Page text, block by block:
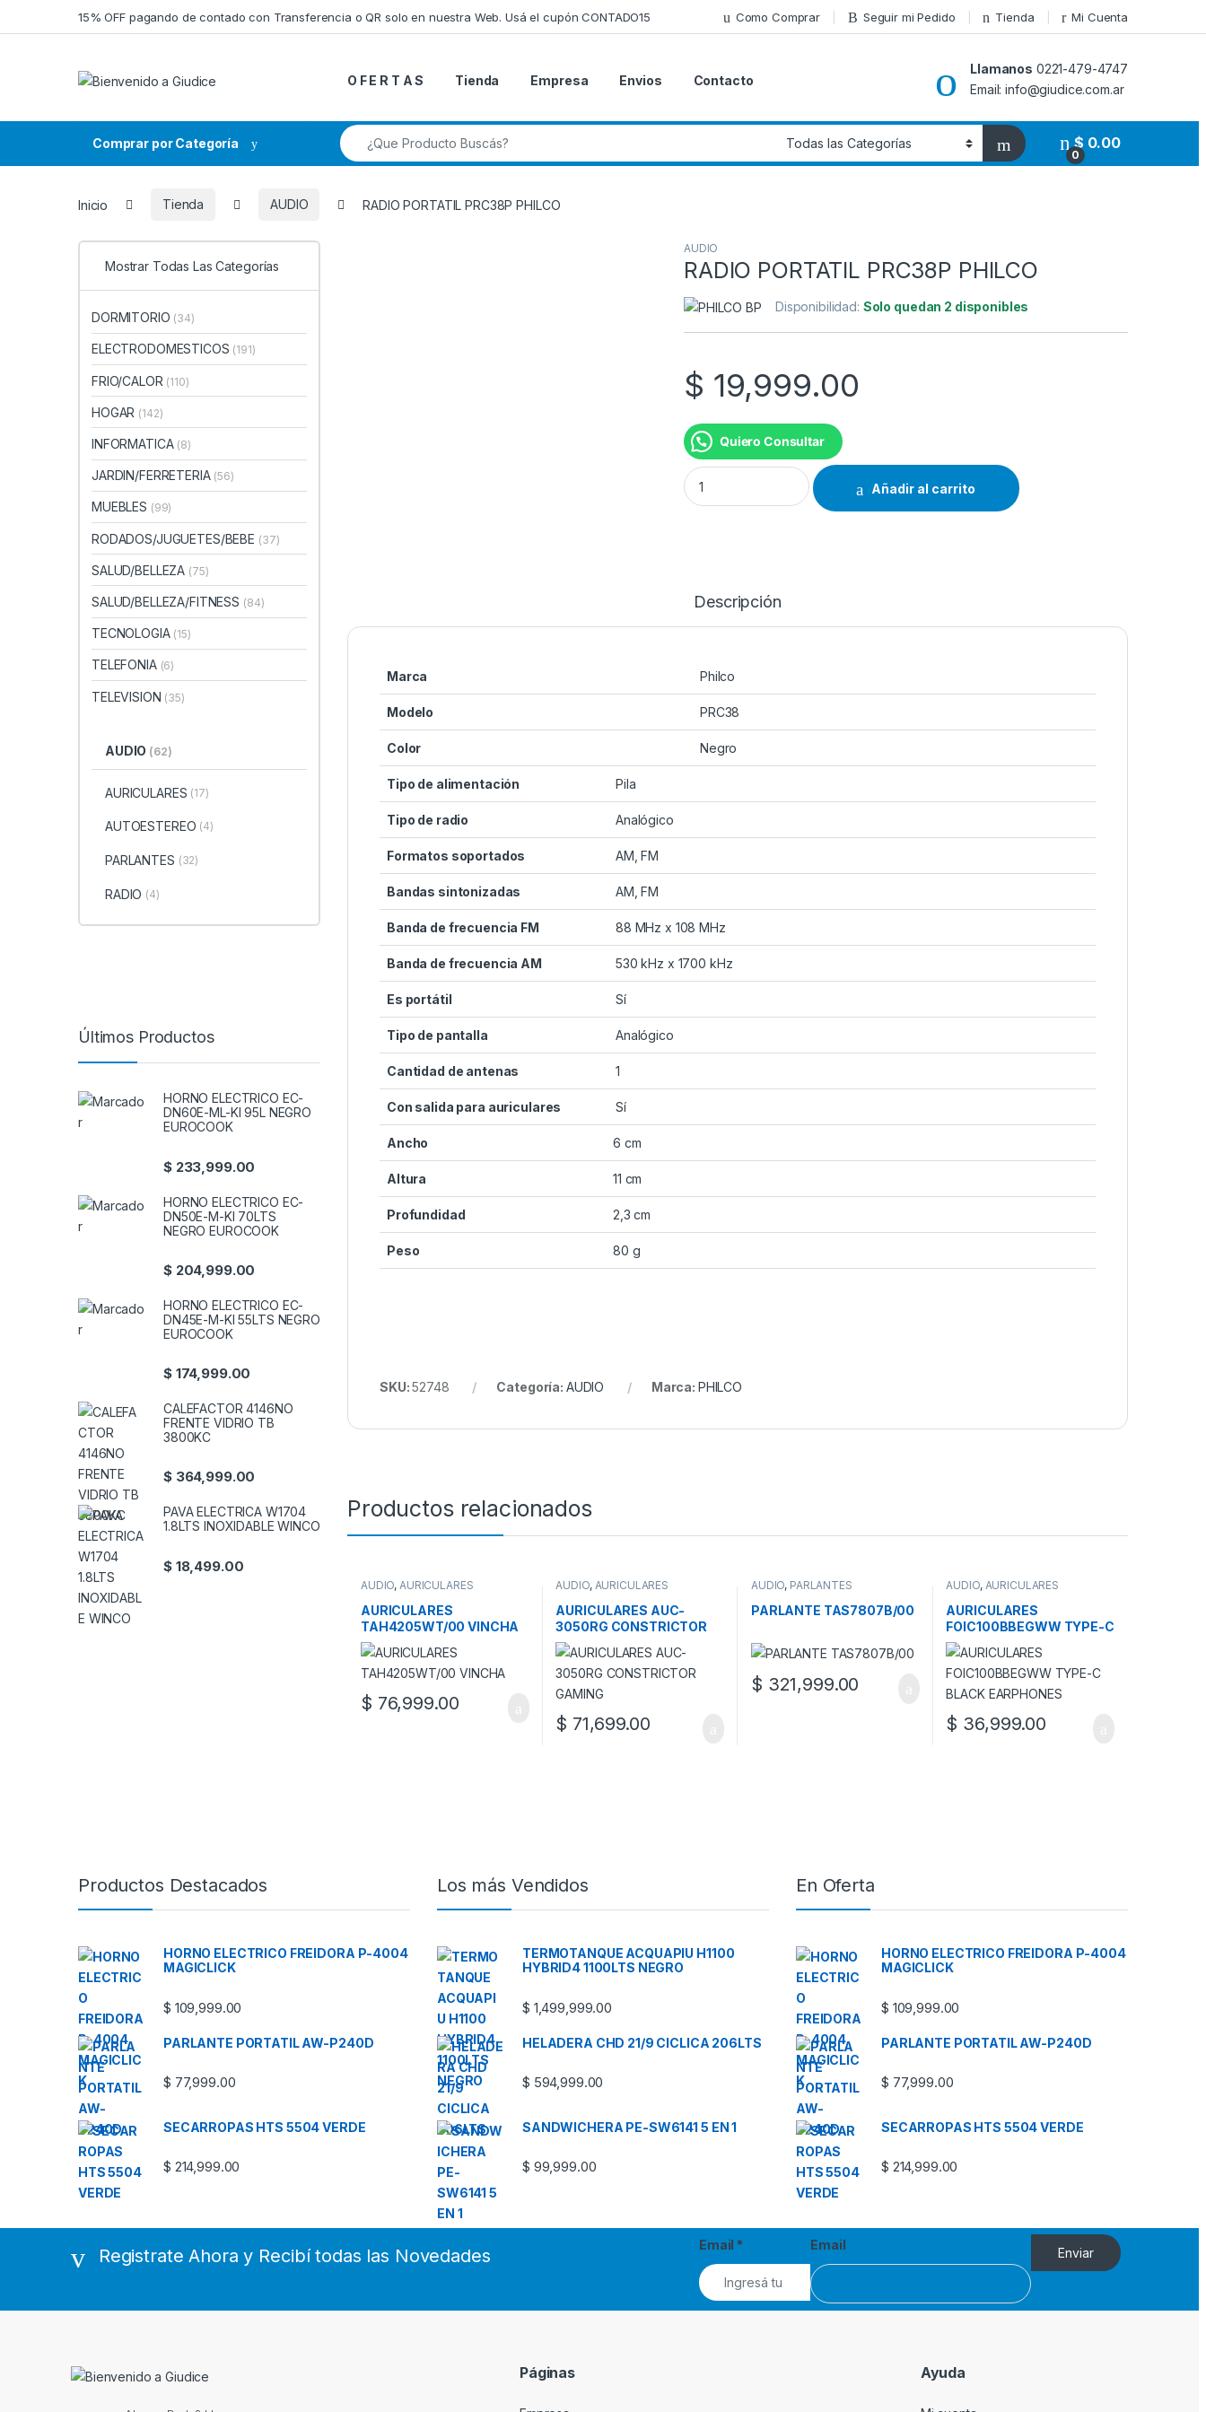
15% OFF pagando de contado con Transferencia o QR solo en nuestra Web. Usá el cupón CONTADO15 Como Comprar Seguir mi Pedido Tienda Mi Cuenta
O F E R T A S Tienda Empresa Envios Contacto
Llamanos 0221-479-4747
Email: info@giudice.com.ar
Comprar por Categoría
Búsqueda de:
0
$ 0.00
Inicio Tienda AUDIO RADIO PORTATIL PRC38P PHILCO
AUDIO
RADIO PORTATIL PRC38P PHILCO
Disponibilidad: Solo quedan 2 disponibles
$ 19,999.00
Quiero Consultar
RADIO PORTATIL PRC38P PHILCO cantidad
Añadir al carrito
Descripción
Marca Philco
Modelo PRC38
Color Negro
Tipo de alimentación Pila
Tipo de radio Analógico
Formatos soportados AM, FM
Bandas sintonizadas AM, FM
Banda de frecuencia FM 88 MHz x 108 MHz
Banda de frecuencia AM 530 kHz x 1700 kHz
Es portátil Sí
Tipo de pantalla Analógico
Cantidad de antenas 1
Con salida para auriculares Sí
Ancho 6 cm
Altura 11 cm
Profundidad 2,3 cm
Peso 80 g
SKU:52748 Categoría: AUDIO Marca: PHILCO
Productos relacionados
AUDIO, AURICULARES
AURICULARES
TAH4205WT/00 VINCHA
$ 76,999.00
AUDIO, AURICULARES
AURICULARES AUC-
3050RG CONSTRICTOR
GAMING
$ 71,699.00
AUDIO, PARLANTES
PARLANTE TAS7807B/00
$ 321,999.00
AUDIO, AURICULARES
AURICULARES
FOIC100BBEGWW TYPE-C
BLACK EARPHONES
$ 36,999.00
Mostrar Todas Las Categorías
DORMITORIO (34)
ELECTRODOMESTICOS (191)
FRIO/CALOR (110)
HOGAR (142)
INFORMATICA (8)
JARDIN/FERRETERIA (56)
MUEBLES (99)
RODADOS/JUGUETES/BEBE (37)
SALUD/BELLEZA (75)
SALUD/BELLEZA/FITNESS (84)
TECNOLOGIA (15)
TELEFONIA (6)
TELEVISION (35)
AUDIO (62)
AURICULARES (17)
AUTOESTEREO (4)
PARLANTES (32)
RADIO (4)
Últimos Productos
HORNO ELECTRICO EC-
DN60E-ML-KI 95L NEGRO
EUROCOOK
$233,999.00
HORNO ELECTRICO EC-
DN50E-M-KI 70LTS
NEGRO EUROCOOK
$204,999.00
HORNO ELECTRICO EC-
DN45E-M-KI 55LTS NEGRO
EUROCOOK
$174,999.00
CALEFACTOR 4146NO
FRENTE VIDRIO TB
3800KC
$364,999.00
PAVA ELECTRICA W1704
1.8LTS INOXIDABLE WINCO
$18,499.00
Productos Destacados
HORNO ELECTRICO FREIDORA P-4004
MAGICLICK
$ 109,999.00
PARLANTE PORTATIL AW-P240D
$ 77,999.00
SECARROPAS HTS 5504 VERDE
$ 214,999.00
Los más Vendidos
TERMOTANQUE ACQUAPIU H1100
HYBRID4 1100LTS NEGRO
$ 1,499,999.00
HELADERA CHD 21/9 CICLICA 206LTS
$ 594,999.00
SANDWICHERA PE-SW6141 5 EN 1
$ 99,999.00
En Oferta
HORNO ELECTRICO FREIDORA P-4004
MAGICLICK
$ 109,999.00
PARLANTE PORTATIL AW-P240D
$ 77,999.00
SECARROPAS HTS 5504 VERDE
$ 214,999.00
Registrate Ahora y Recibí todas las Novedades
Email * Email
Enviar
Páginas Ayuda